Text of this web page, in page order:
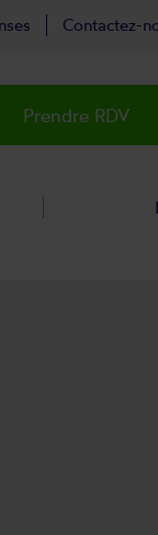
Contactez-
Prendre RDV